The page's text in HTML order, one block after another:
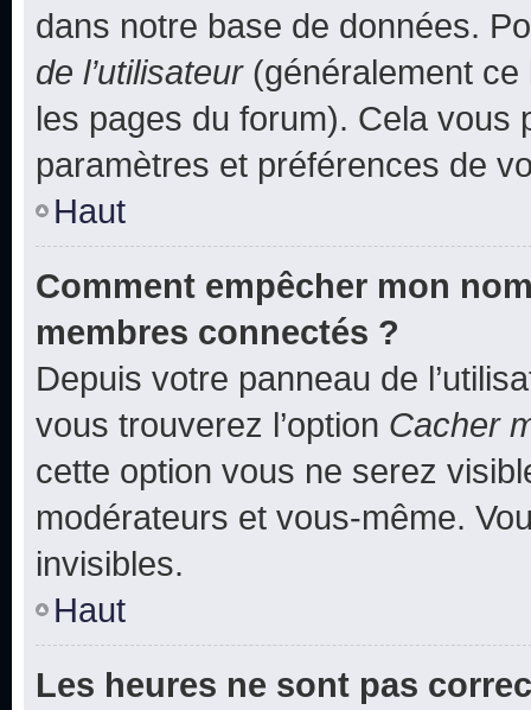
dans notre base de données.
de l’utilisateur(généralement ce
les pages du forum). Cela vous
paramètres et préférences de
Haut
Comment empêcher mon
membres connectés ?
Depuis votre panneau de
vous trouverez l’option Cacher
cette option vous ne serez
modérateurs et vous-même.
invisibles.
Haut
Les heures ne sont pas